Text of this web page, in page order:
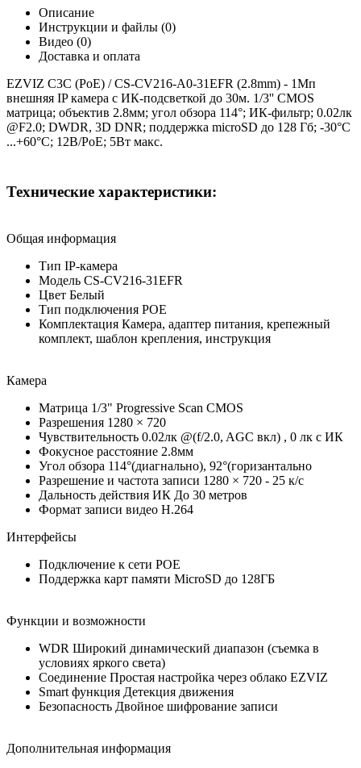
Описание
Инструкции и файлы (0)
Видео (0)
Доставка и оплата
EZVIZ C3C (PoE) / CS-CV216-A0-31EFR (2.8mm) - 1Мп
внешняя IP камера c ИК-подсветкой до 30м. 1/3'' CMOS
матрица; объектив 2.8мм; угол обзора 114°; ИК-фильтр; 0.02лк
@F2.0; DWDR, 3D DNR; поддержка microSD до 128 Гб; -30°C
...+60°C; 12B/PoE; 5Вт макс.
Технические характеристики:
Общая информация
Тип IP-камера
Модель CS-CV216-31EFR
Цвет Белый
Тип подключения РОЕ
Комплектация Камера, адаптер питания, крепежный
комплект, шаблон крепления, инструкция
Камера
Матрица 1/3" Progressive Scan CMOS
Разрешения 1280 × 720
Чувствительность 0.02лк @(f/2.0, AGC вкл) , 0 лк с ИК
Фокусное расстояние 2.8мм
Угол обзора 114°(диагнально), 92°(горизантально
Разрешение и частота записи 1280 × 720 - 25 к/с
Дальность действия ИК До 30 метров
Формат записи видео H.264
Интерфейсы
Подключение к сети РОЕ
Поддержка карт памяти MicroSD до 128ГБ
Функции и возможности
WDR Широкий динамический диапазон (съемка в
условиях яркого света)
Соединение Простая настройка через облако EZVIZ
Smart функция Детекция движения
Безопасность Двойное шифрование записи
Дополнительная информация